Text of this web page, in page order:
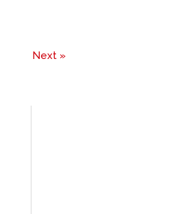
Next »